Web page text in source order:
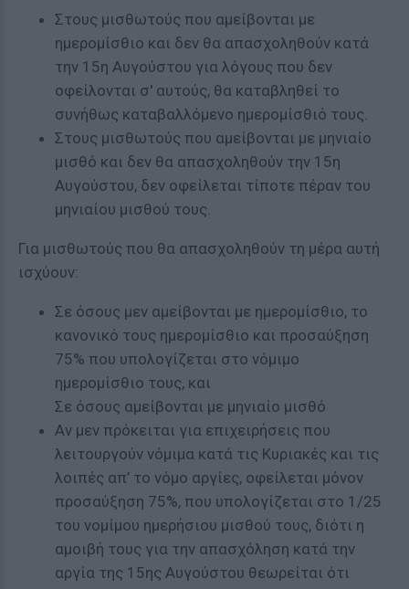
Στους μισθωτούς που αμείβονται με
ημερομίσθιο και δεν θα απασχοληθούν κατά
την 15η Αυγούστου για λόγους που δεν
οφείλονται σ' αυτούς, θα καταβληθεί το
συνήθως καταβαλλόμενο ημερομίσθιό τους.
Στους μισθωτούς που αμείβονται με μηνιαίο
μισθό και δεν θα απασχοληθούν την 15η
Αυγούστου, δεν οφείλεται τίποτε πέραν του
μηνιαίου μισθού τους.
Για μισθωτούς που θα απασχοληθούν τη μέρα αυτή
ισχύουν:
Σε όσους μεν αμείβονται με ημερομίσθιο, το
κανονικό τους ημερομίσθιο και προσαύξηση
75% που υπολογίζεται στο νόμιμο
ημερομίσθιο τους, και
Σε όσους αμείβονται με μηνιαίο μισθό
Αν μεν πρόκειται για επιχειρήσεις που
λειτουργούν νόμιμα κατά τις Κυριακές και τις
λοιπές απ’ το νόμο αργίες, οφείλεται μόνον
προσαύξηση 75%, που υπολογίζεται στο 1/25
του νομίμου ημερήσιου μισθού τους, διότι η
αμοιβή τους για την απασχόληση κατά την
αργία της 15ης Αυγούστου θεωρείται ότι